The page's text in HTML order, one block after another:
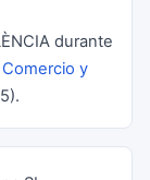
durante
Comercio y